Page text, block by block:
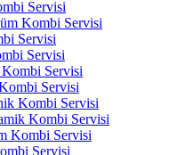
Servisi
Kombi Servisi
Servisi
Servisi
Servisi
Servisi
Kombi Servisi
Kombi Servisi
Kombi Servisi
Servisi